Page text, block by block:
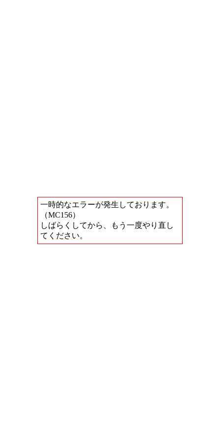
一時的なエラーが発生しております。
（MC156）
しばらくしてから、もう一度やり直し
てください。